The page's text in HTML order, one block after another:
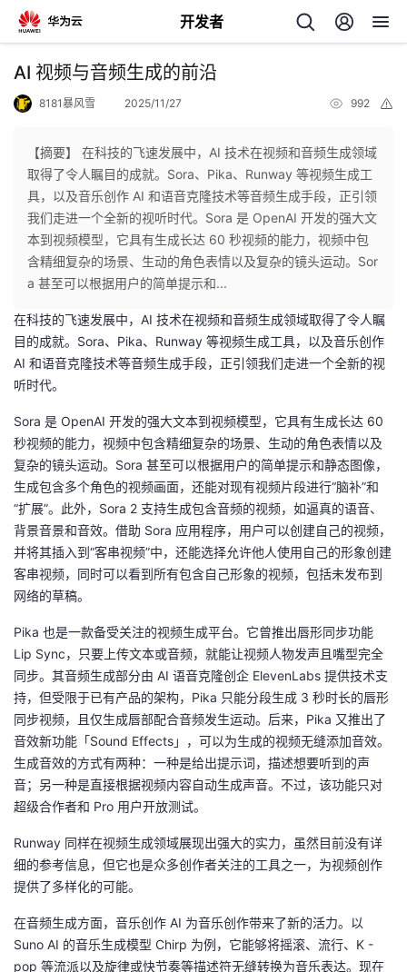
开发者
返
个
人
页
我
开
发
者
我
的
博
我
的
坛
我
圈
子
的
直
播
我
的
活
动
我
的
关
的
开
发
者
学
堂
的
课
程
我
的
认
证
我
的
实
我
的
藏
我
的
Programs
我
的
支
持
我
技
术
支
持
的
云
声
建
AI 视频与音频生成的前沿
8181暴风雪 2025/11/27 992
【摘要】 在科技的飞速发展中，AI 技术在视频和音频生成领域
取得了令人瞩目的成就。Sora、Pika、Runway 等视频生成工
具，以及音乐创作 AI 和语音克隆技术等音频生成手段，正引领
我们走进一个全新的视听时代。Sora 是 OpenAI 开发的强大文
本到视频模型，它具有生成长达 60 秒视频的能力，视频中包
含精细复杂的场景、生动的角色表情以及复杂的镜头运动。Sor
a 甚至可以根据用户的简单提示和...
在科技的飞速发展中，AI 技术在视频和音频生成领域取得了令人瞩
目的成就。Sora、Pika、Runway 等视频生成工具，以及音乐创作
AI 和语音克隆技术等音频生成手段，正引领我们走进一个全新的视
听时代。
Sora 是 OpenAI 开发的强大文本到视频模型，它具有生成长达 60
秒视频的能力，视频中包含精细复杂的场景、生动的角色表情以及
复杂的镜头运动。Sora 甚至可以根据用户的简单提示和静态图像，
生成包含多个角色的视频画面，还能对现有视频片段进行“脑补”和
“扩展”。此外，Sora 2 支持生成包含音频的视频，如逼真的语音、
背景音景和音效。借助 Sora 应用程序，用户可以创建自己的视频，
并将其插入到“客串视频”中，还能选择允许他人使用自己的形象创建
客串视频，同时可以看到所有包含自己形象的视频，包括未发布到
网络的草稿。
Pika 也是一款备受关注的视频生成平台。它曾推出唇形同步功能
Lip Sync，只要上传文本或音频，就能让视频人物发声且嘴型完全
同步。其音频生成部分由 AI 语音克隆创企 ElevenLabs 提供技术支
持，但受限于已有产品的架构，Pika 只能分段生成 3 秒时长的唇形
同步视频，且仅生成唇部配合音频发生运动。后来，Pika 又推出了
音效新功能「Sound Effects」，可以为生成的视频无缝添加音效。
生成音效的方式有两种：一种是给出提示词，描述想要听到的声
音；另一种是直接根据视频内容自动生成声音。不过，该功能只对
超级合作者和 Pro 用户开放测试。
Runway 同样在视频生成领域展现出强大的实力，虽然目前没有详
细的参考信息，但它也是众多创作者关注的工具之一，为视频创作
提供了多样化的可能。
在音频生成方面，音乐创作 AI 为音乐创作带来了新的活力。以
Suno AI 的音乐生成模型 Chirp 为例，它能够将摇滚、流行、K -
pop 等流派以及旋律或快节奏等描述符无缝转换为音乐表达。现在